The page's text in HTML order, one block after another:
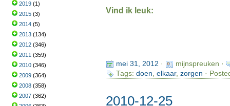
Vind ik leuk:
mei 31, 2012 ·
mijnspreuken ·
Tags: doen, elkaar, zorgen ·
2010-12-25
2019 (1)
2015 (3)
2014 (5)
2013 (134)
2012 (346)
2011 (359)
2010 (346)
2009 (364)
2008 (358)
2007 (362)